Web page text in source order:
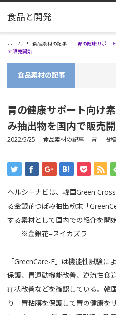
ホーム 食品素材の記事
胃の健康サポー
で販売開始
食品素材の記事
胃の健康サポート向け
み抽出物を国内で販売
2022/5/25 食品素材の記事 胃 投
ヘルシーナビは、韓国Green
る金銀花つぼみ抽出粉末「
する素材として国内での紹介を開始
※金銀花=スイカズラ
「GreenCare-F」は機能性試験に
保護、胃運動機能改善、逆流性食
症状改善などを確認している。韓
り「胃粘膜を保護して胃の健康を